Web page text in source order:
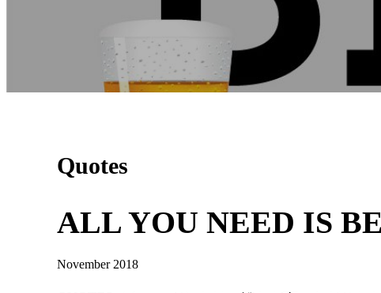
Quotes
ALL YOU NEED IS
November 2018